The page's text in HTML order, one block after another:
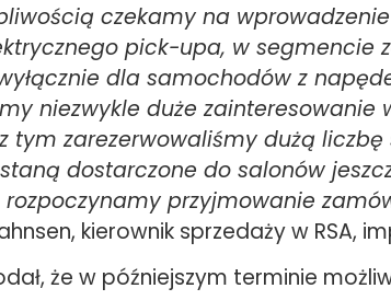
czekamy na
pick-upa, w segmencie
dla samochodów z
niezwykle duże zainteresowanie
tym zarezerwowaliśmy dużą
dostarczone do salonów
przyjmowanie
kierownik sprzedaży w RSA,
że w późniejszym terminie